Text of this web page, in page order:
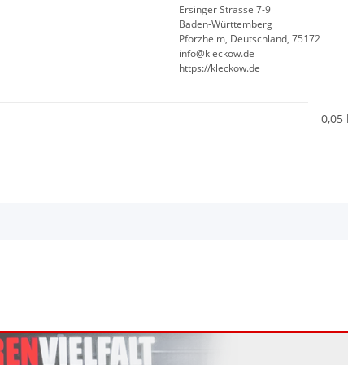
Ersinger Strasse 7-9
Baden-Württemberg
Pforzheim, Deutschland, 75172
info@kleckow.de
https://kleckow.de
0,05